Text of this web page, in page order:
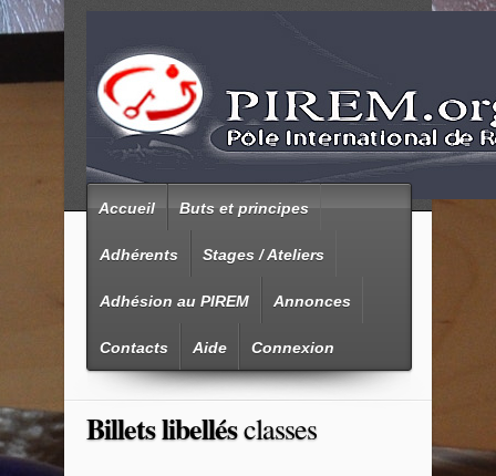
Accueil Buts et principes
Adhérents Stages / Ateliers
Adhésion au PIREM Annonces
Contacts Aide Connexion
Billets libellésclasses